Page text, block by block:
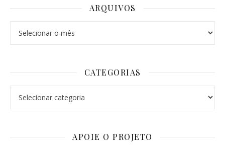
ARQUIVOS
CATEGORIAS
APOIE O PROJETO